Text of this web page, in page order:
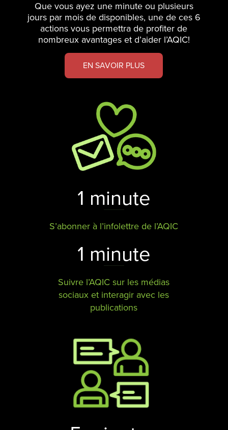
Que vous ayez une minute ou plusieurs
jours par mois de disponibles, une de ces 6
actions vous permettra de profiter de
nombreux avantages et d’aider l’AQIC!
EN SAVOIR PLUS
1 minute
S’abonner à l’infolettre de l’AQIC
1 minute
Suivre l’AQIC sur les médias
sociaux et interagir avec les
publications